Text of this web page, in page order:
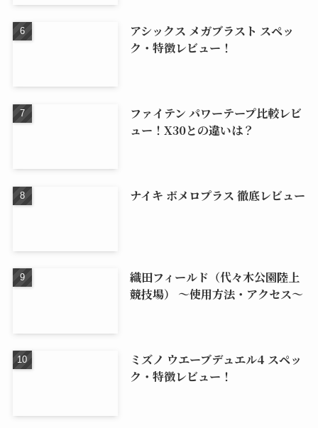
アシックス メガブラスト スペッ
ク・特徴レビュー！
ファイテン パワーテープ比較レビ
ュー！X30との違いは？
ナイキ ボメロプラス 徹底レビュー
織田フィールド（代々木公園陸上
競技場） 〜使用方法・アクセス〜
ミズノ ウエーブデュエル4 スペッ
ク・特徴レビュー！